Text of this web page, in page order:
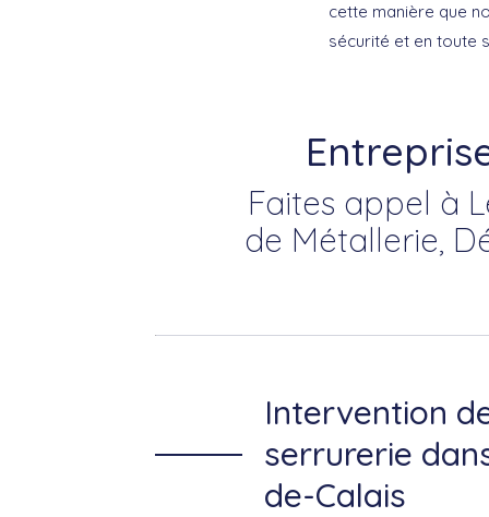
cette manière que
sécurité et en toute
Faites appel à
de Métallerie,
Intervention
serrurerie
de-Calais